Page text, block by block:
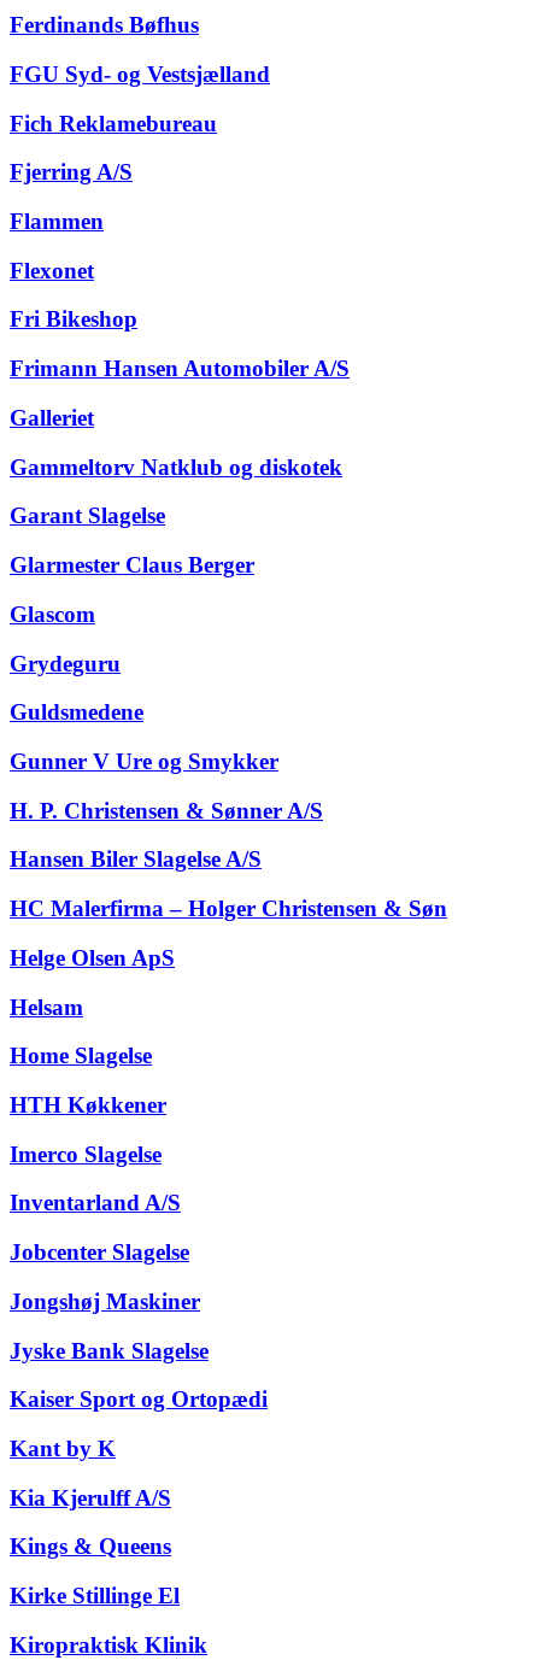
Ferdinands Bøfhus
FGU Syd- og Vestsjælland
Fich Reklamebureau
Fjerring A/S
Flammen
Flexonet
Fri Bikeshop
Frimann Hansen Automobiler A/S
Galleriet
Gammeltorv Natklub og diskotek
Garant Slagelse
Glarmester Claus Berger
Glascom
Grydeguru
Guldsmedene
Gunner V Ure og Smykker
H. P. Christensen & Sønner A/S
Hansen Biler Slagelse A/S
HC Malerfirma – Holger Christensen & Søn
Helge Olsen ApS
Helsam
Home Slagelse
HTH Køkkener
Imerco Slagelse
Inventarland A/S
Jobcenter Slagelse
Jongshøj Maskiner
Jyske Bank Slagelse
Kaiser Sport og Ortopædi
Kant by K
Kia Kjerulff A/S
Kings & Queens
Kirke Stillinge El
Kiropraktisk Klinik